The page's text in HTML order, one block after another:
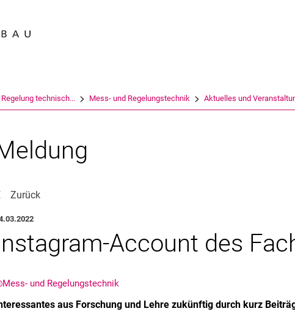
technisch... Mess- und Regelungstechnik Aktuelles und
Zurück
Account des
und Regelungstechnik
aus Forschung und Lehre zukünftig durch kurz